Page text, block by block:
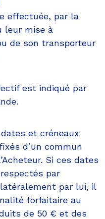
effectuée, par la
leur mise à
de son transporteur
est indiqué par
et créneaux
d’un commun
Si ces dates
par
par lui, il
forfaitaire au
de 50 € et des